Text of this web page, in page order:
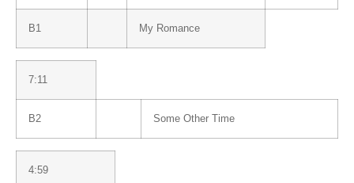
B1 My Romance
7:11
B2 Some Other Time
4:59